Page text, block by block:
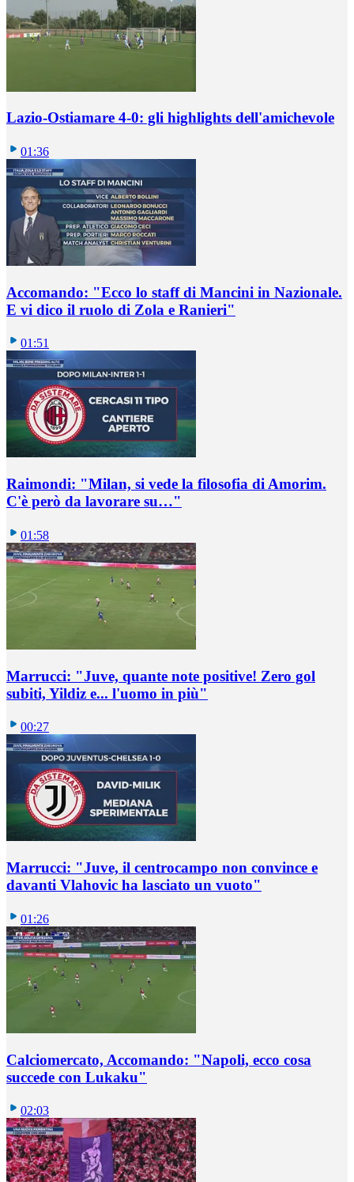
Lazio-Ostiamare 4-0: gli highlights dell'amichevole
01:36
Accomando: "Ecco lo staff di Mancini in Nazionale.
E vi dico il ruolo di Zola e Ranieri"
01:51
Raimondi: "Milan, si vede la filosofia di Amorim.
C'è però da lavorare su…"
01:58
Marrucci: "Juve, quante note positive! Zero gol
subiti, Yildiz e... l'uomo in più"
00:27
Marrucci: "Juve, il centrocampo non convince e
davanti Vlahovic ha lasciato un vuoto"
01:26
Calciomercato, Accomando: "Napoli, ecco cosa
succede con Lukaku"
02:03